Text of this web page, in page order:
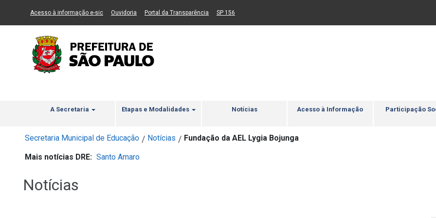
Ir ao Conteúdo Ir para menu principal 2 Ir para busca Ir para rodapé
Acesso à informação e-sic(Link para um novo sítio)
Ouvidoria (Link para um novo sítio)
Portal da Transparência (Link para um novo sítio)
SP 156
A Secretaria Etapas e Modalidades Notícias Acesso à Informação Participação
Secretaria Municipal de Educação / Notícias / Fundação da AEL Lygia Bojunga
Mais notícias DRE: Santo Amaro
Notícias